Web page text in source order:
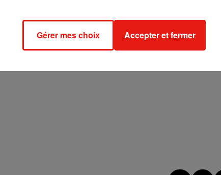
Gérer mes choix Accepter et fermer